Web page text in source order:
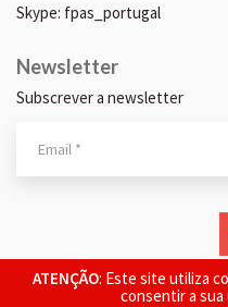
ATENÇÃO: Este site utiliza
consentir a sua
Skype: fpas_portugal
Newsletter
Subscrever a newsletter
© 2026 FPAS.